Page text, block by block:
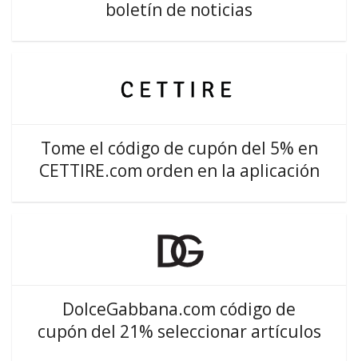
boletín de noticias
Tome el código de cupón del 5% en
CETTIRE.com orden en la aplicación
DolceGabbana.com código de
cupón del 21% seleccionar artículos